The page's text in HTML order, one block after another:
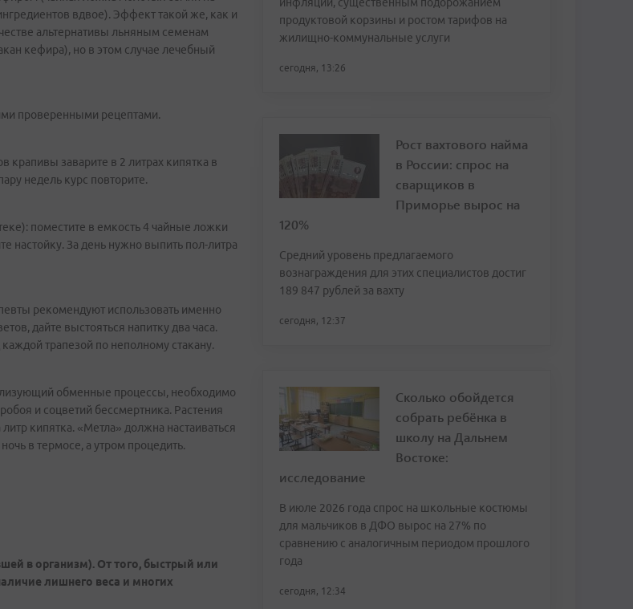
вдвое). Эффект такой же, как и
альтернативы льняным семенам
кефира), но в этом случае лечебный
проверенными рецептами.
заварите в 2 литрах кипятка в
недель курс повторите.
поместите в емкость 4 чайные ложки
настойку. За день нужно выпить пол-литра
рекомендуют использовать именно
дайте выстояться напитку два часа.
трапезой по неполному стакану.
обменные процессы, необходимо
и соцветий бессмертника. Растения
кипятка. «Метла» должна настаиваться
в термосе, а утром процедить.
в организм). От того, быстрый или
лишнего веса и многих
продуктовой корзины и ростом тарифов на
жилищно-коммунальные услуги
сегодня, 13:26
Рост вахтового найма
в России: спрос на
сварщиков в
Приморье вырос на
120%
Средний уровень предлагаемого
вознаграждения для этих специалистов достиг
189 847 рублей за вахту
сегодня, 12:37
Сколько обойдется
собрать ребёнка в
школу на Дальнем
Востоке:
исследование
В июле 2026 года спрос на школьные костюмы
для мальчиков в ДФО вырос на 27% по
сравнению с аналогичным периодом прошлого
года
сегодня, 12:34